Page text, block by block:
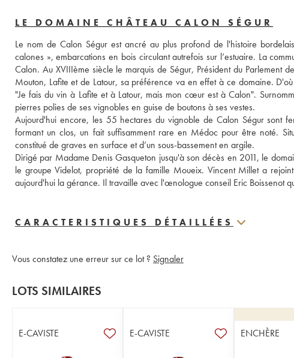
LE DOMAINE CHÂTEAU CALON SÉGUR
Le nom de Calon Ségur est ancré au plus profond de l'histoire
calones », embarcations en bois circulant autrefois sur l’estuaire. La
Calon. Au XVIIIème siècle le marquis de Ségur, Président du Parlement
Mouton, Lafite et de Latour, sa préférence va en effet à ce domaine.
"Je fais du vin à Lafite et à Latour, mais mon cœur est à Calon".
pierres polies de ses vignobles en guise de boutons à ses vestes.
Aujourd'hui encore, les 55 hectares du vignoble de Calon Ségur sont
formant un clos, un fait suffisamment rare en Médoc pour être noté.
constitué de graves en surface et d’un sous-bassement en argile.
Dirigé par Madame Denis Gasqueton jusqu'à son décès en 2011, le
le groupe Videlot, propriété de la famille Moueix. Vincent Millet a
aujourd'hui la gérance. Il travaille avec l'œnologue conseil Eric Boissenot
CARACTERISTIQUES DÉTAILLÉES
Vous constatez une erreur sur ce lot ? Signaler
LOTS SIMILAIRES
E-CAVISTE E-CAVISTE ENCHÈRE